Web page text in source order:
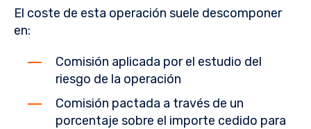
El coste de esta operación suele descomponer
en:
Comisión aplicada por el estudio del
riesgo de la operación
Comisión pactada a través de un
porcentaje sobre el importe cedido para